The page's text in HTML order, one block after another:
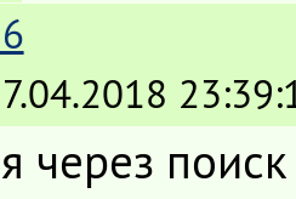
через